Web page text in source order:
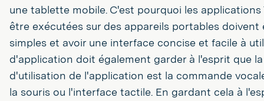
une tablette mobile. C'est pourquoi les applications
être exécutées sur des appareils portables doivent
simples et avoir une interface concise et facile à
d'application doit également garder à l'esprit que
d'utilisation de l'application est la commande
la souris ou l'interface tactile. En gardant cela à